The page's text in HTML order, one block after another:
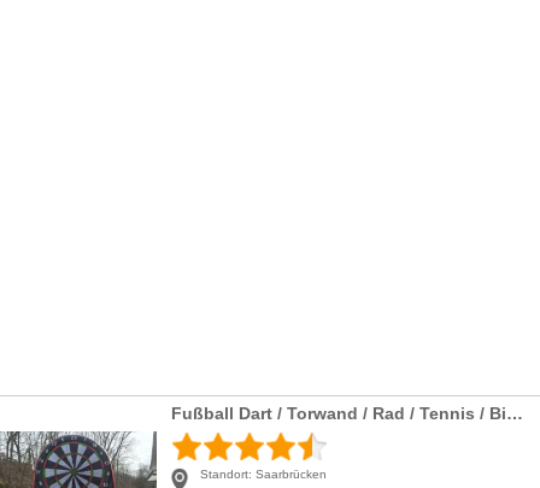
Fußball Dart / Torwand / Rad / Tennis / Billard
Standort: Saarbrücken